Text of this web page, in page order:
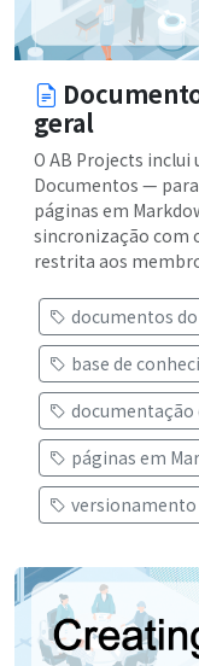
geral
O AB Projects
Documentos —
páginas em
sincronização com
restrita aos
documentos
base de
documentação
páginas em
versionamento